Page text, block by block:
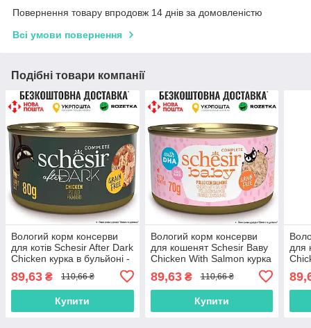
Повернення товару впродовж 14 днів за домовленістю
Всі умови повернення
Подібні товари компанії
Вологий корм консерви
для котів Schesir After Dark
Chicken курка в бульйоні -
89,63 ₴ 110,66 ₴
Купити
Вологий корм консерви
для кошенят Schesir Ваву
Chicken With Salmon курка
банка 70г
89,63₴ 110,66 ₴
Купити
для
80г